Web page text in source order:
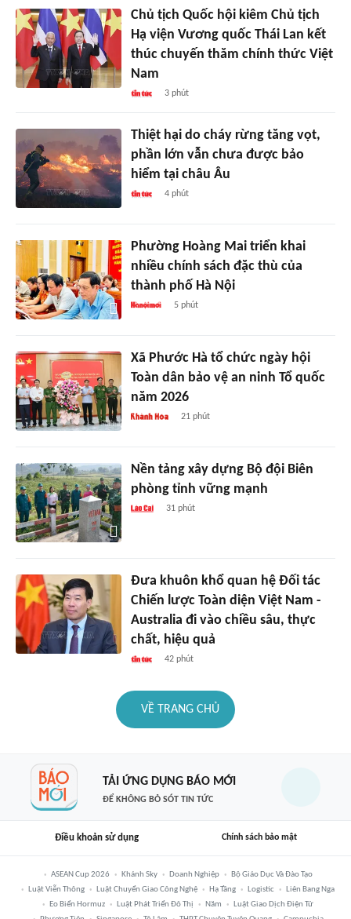
Chủ tịch Quốc hội kiêm Chủ tịch
Hạ viện Vương quốc Thái Lan kết
thúc chuyến thăm chính thức Việt
Nam
3 phút
Thiệt hại do cháy rừng tăng vọt,
phần lớn vẫn chưa được bảo
hiểm tại châu Âu
4 phút
Phường Hoàng Mai triển khai
nhiều chính sách đặc thù của
thành phố Hà Nội
5 phút
Xã Phước Hà tổ chức ngày hội
Toàn dân bảo vệ an ninh Tổ quốc
năm 2026
21 phút
Nền tảng xây dựng Bộ đội Biên
phòng tỉnh vững mạnh
31 phút
Đưa khuôn khổ quan hệ Đối tác
Chiến lược Toàn diện Việt Nam -
Australia đi vào chiều sâu, thực
chất, hiệu quả
42 phút
VỀ TRANG CHỦ
TẢI ỨNG DỤNG BÁO MỚI
ĐỂ KHÔNG BỎ SÓT TIN TỨC
Điều khoản sử dụng Chính sách bảo mật
ASEAN Cup 2026 Khánh Sky Doanh Nghiệp
Bộ Giáo Dục Và Đào Tạo
Luật Viễn Thông
Luật Chuyển Giao Công Nghệ Hạ Tầng Logistic
Liên Bang Nga
Eo Biển Hormuz
Luật Phát Triển Đô Thị Năm
Luật Giao Dịch Điện Tử